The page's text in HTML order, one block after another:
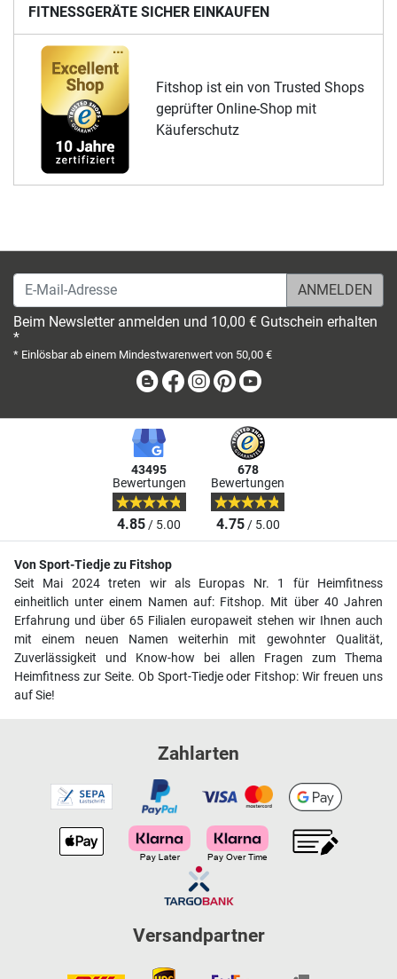
FITNESSGERÄTE SICHER EINKAUFEN
Fitshop ist ein von Trusted Shops
geprüfter Online-Shop mit
Käuferschutz
E-Mail-Adresse
Beim Newsletter anmelden und 10,00 € Gutschein erhalten
*
* Einlösbar ab einem Mindestwarenwert von 50,00 €
BlogFacebook
Instagram
Pinterest
43495
Bewertungen
4.85/ 5.00
678
Bewertungen
4.75/ 5.00
Von Sport-Tiedje zu Fitshop
Seit Mai 2024 treten wir als Europas Nr. 1 für Heimfitness
einheitlich unter einem Namen auf: Fitshop. Mit über 40 Jahren
Erfahrung und über 65 Filialen europaweit stehen wir Ihnen auch
mit einem neuen Namen weiterhin mit gewohnter Qualität,
Zuverlässigkeit und Know-how bei allen Fragen zum Thema
Heimfitness zur Seite. Ob Sport-Tiedje oder Fitshop: Wir freuen uns
auf Sie!
Zahlarten
Versandpartner